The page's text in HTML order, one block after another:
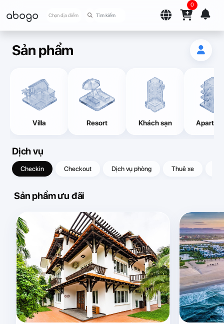
abogo Chọn địa điểm
0
Sản phẩm
Villa Resort Khách sạn
Dịch vụ
Checkin Checkout Dịch vụ phòng Thuê xe
Sản phẩm ưu đãi